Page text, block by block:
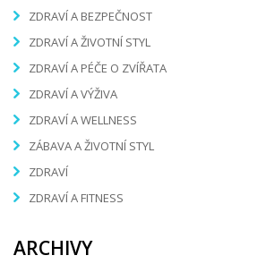
ZDRAVÍ A BEZPEČNOST
ZDRAVÍ A ŽIVOTNÍ STYL
ZDRAVÍ A PÉČE O ZVÍŘATA
ZDRAVÍ A VÝŽIVA
ZDRAVÍ A WELLNESS
ZÁBAVA A ŽIVOTNÍ STYL
ZDRAVÍ
ZDRAVÍ A FITNESS
ARCHIVY